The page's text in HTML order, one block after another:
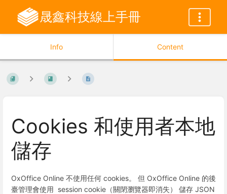
晟鑫科技線上手冊
Info Content
Cookies 和使用者本地
儲存
OxOffice Online 不使用任何 cookies。 但 OxOffice Online 的後
臺管理會使用 session cookie（關閉瀏覽器即消失） 儲存 JSON